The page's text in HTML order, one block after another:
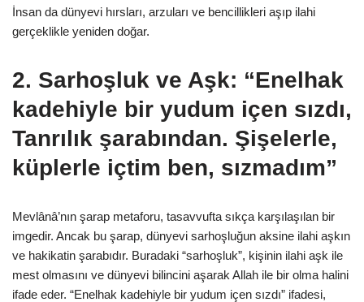
İnsan da dünyevi hırsları, arzuları ve bencillikleri aşıp ilahi
gerçeklikle yeniden doğar.
2. Sarhoşluk ve Aşk: “Enelhak
kadehiyle bir yudum içen sızdı,
Tanrılık şarabından. Şişelerle,
küplerle içtim ben, sızmadım”
Mevlânâ’nın şarap metaforu, tasavvufta sıkça karşılaşılan bir
imgedir. Ancak bu şarap, dünyevi sarhoşluğun aksine ilahi aşkın
ve hakikatin şarabıdır. Buradaki “sarhoşluk”, kişinin ilahi aşk ile
mest olmasını ve dünyevi bilincini aşarak Allah ile bir olma halini
ifade eder. “Enelhak kadehiyle bir yudum içen sızdı” ifadesi,